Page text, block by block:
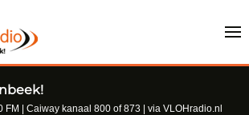
FM | Caiway kanaal 800 of 873 | via VLOHradio.nl